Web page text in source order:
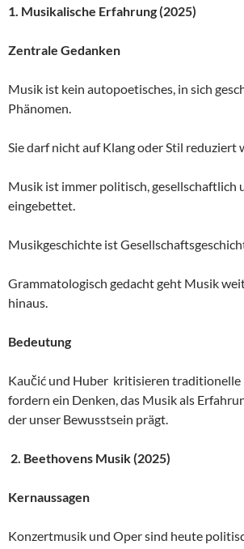
1. Musikalische Erfahrung (2025)
Zentrale Gedanken
Musik ist kein autopoetisches, in sich
Phänomen.
Sie darf nicht auf Klang oder Stil reduziert
Musik ist immer politisch, gesellschaftlich
eingebettet.
Musikgeschichte ist
Grammatologisch gedacht geht Musik
hinaus.
Bedeutung
Kaučić und Huber kritisieren traditionelle
fordern ein Denken, das Musik als
der unser Bewusstsein prägt.
2. Beethovens Musik (2025)
Kernaussagen
Konzertmusik und Oper sind heute